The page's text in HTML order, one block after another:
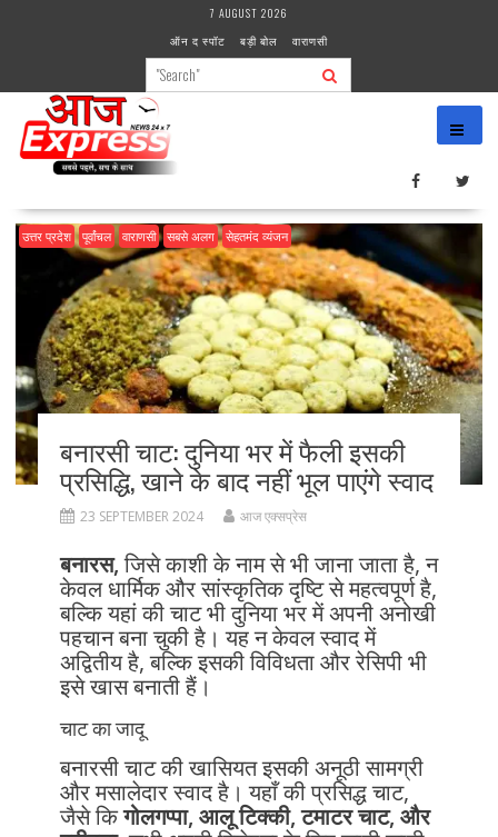
7 AUGUST 2026
ऑन द स्पॉट
बड़ी बोल वाराणसी
उत्तर प्रदेश पूर्वांचल वाराणसी सबसे अलग सेहतमंद व्यंजन
बनारसी चाट: दुनिया भर में फैली इसकी
प्रसिद्धि, खाने के बाद नहीं भूल पाएंगे स्वाद
23 SEPTEMBER 2024 आज एक्सप्रेस
बनारस,जिसे काशी के नाम से भी जाना जाता है, न
केवल धार्मिक और सांस्कृतिक दृष्टि से महत्वपूर्ण है,
बल्कि यहां की चाट भी दुनिया भर में अपनी अनोखी
पहचान बना चुकी है। यह न केवल स्वाद में
अद्वितीय है, बल्कि इसकी विविधता और रेसिपी भी
इसे खास बनाती हैं।
चाट का जादू
बनारसी चाट की खासियत इसकी अनूठी सामग्री
और मसालेदार स्वाद है। यहाँ की प्रसिद्ध चाट,
जैसे किगोलगप्पा, आलू टिक्की, टमाटर चाट, और